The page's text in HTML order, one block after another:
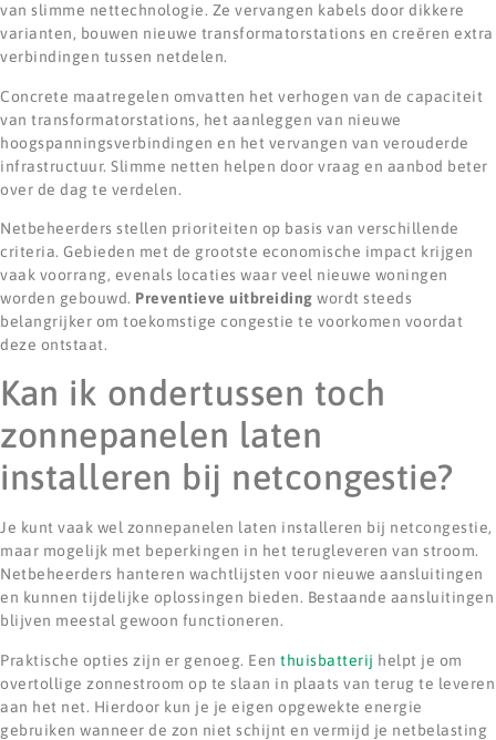
van slimme nettechnologie. Ze vervangen kabels door dikkere
varianten, bouwen nieuwe transformatorstations en creëren extra
verbindingen tussen netdelen.
Concrete maatregelen omvatten het verhogen van de capaciteit
van transformatorstations, het aanleggen van nieuwe
hoogspanningsverbindingen en het vervangen van verouderde
infrastructuur. Slimme netten helpen door vraag en aanbod beter
over de dag te verdelen.
Netbeheerders stellen prioriteiten op basis van verschillende
criteria. Gebieden met de grootste economische impact krijgen
vaak voorrang, evenals locaties waar veel nieuwe woningen
worden gebouwd. Preventieve uitbreiding wordt steeds
belangrijker om toekomstige congestie te voorkomen voordat
deze ontstaat.
Kan ik ondertussen toch
zonnepanelen laten
installeren bij netcongestie?
Je kunt vaak wel zonnepanelen laten installeren bij netcongestie,
maar mogelijk met beperkingen in het terugleveren van stroom.
Netbeheerders hanteren wachtlijsten voor nieuwe aansluitingen
en kunnen tijdelijke oplossingen bieden. Bestaande aansluitingen
blijven meestal gewoon functioneren.
Praktische opties zijn er genoeg. Een thuisbatterij helpt je om
overtollige zonnestroom op te slaan in plaats van terug te leveren
aan het net. Hierdoor kun je je eigen opgewekte energie
gebruiken wanneer de zon niet schijnt en vermijd je netbelasting